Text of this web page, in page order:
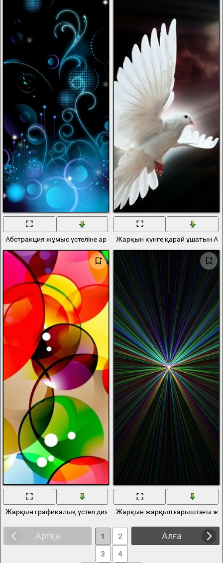
Абстракция жұмыс үстеліне арналған әдемі жарқын дизайн
Жарқын күнге қарай ұшатын Ақ
Жарқын графикалық үстел дизайныЖарқын жарқыл ғарыштағы
Артқа Алға
1
2
3
4